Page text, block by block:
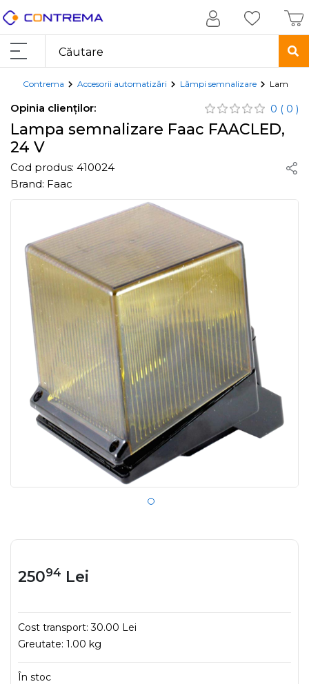
Contrema Accesorii automatizări Lămpi semnalizare Lampa
Opinia clienților: 0 ( 0 )
Lampa semnalizare Faac FAACLED,
24 V
Cod produs: 410024
Brand: Faac
25094 Lei
Cost transport:30.00 Lei
Greutate: 1.00 kg
În stoc